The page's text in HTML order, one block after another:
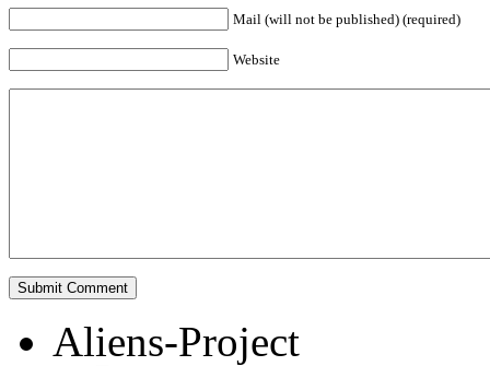
Mail (will not be published) (required)
Website
Aliens-Project